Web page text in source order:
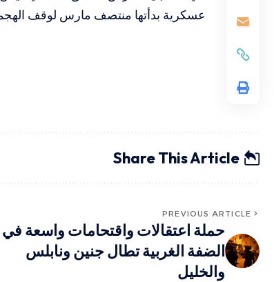
عسكرية بدأتها منتصف مارس لوقف
Share This Article
PREVIOUS ARTICLE
حملة اعتقالات واقتحامات واسعة في
الضفة الغربية تطال جنين ونابلس
والخليل